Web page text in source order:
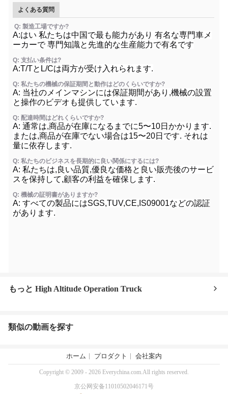
よくある質問
Q: 製造工場ですか?
A:はい 私たちは中国で最も能力があり 有名な専門車メ
ーカーで 専門知識と先進的な生産能力で有名です
Q: 支払い条件は?
A:T/TとL/Cは両方が受け入れられます.
Q: 私たちの機械の保証期間と動作はどのくらいですか?
A: 当社のメインマシンには保証期間があり,機械の設置
と操作のビデオも提供しています.
Q: 配達時間はどれくらいですか?
A: 通常は,商品が在庫になるまでに5〜10日かかります.
または,商品が在庫でない場合は15〜20日です. それは
量に依存します.
Q: 私たちのビジネスを長期的に良い関係にするには?
A: 私たちは,良い品質,優良な価格と良い販売後のサービ
スを保持して,顧客の利益を確保します.
Q: 機械の証明書がありますか?
A: すべての製品にはSGS,TUV,CE,IS09001などの認証
があります.
もっと High Altitude Operation Truck
類似の動画を探す
ホーム プロダクト 会社案内
Copyright © 2009 - 2026 Everychina.com.All rights reserved.
京公网安备11010502046171号